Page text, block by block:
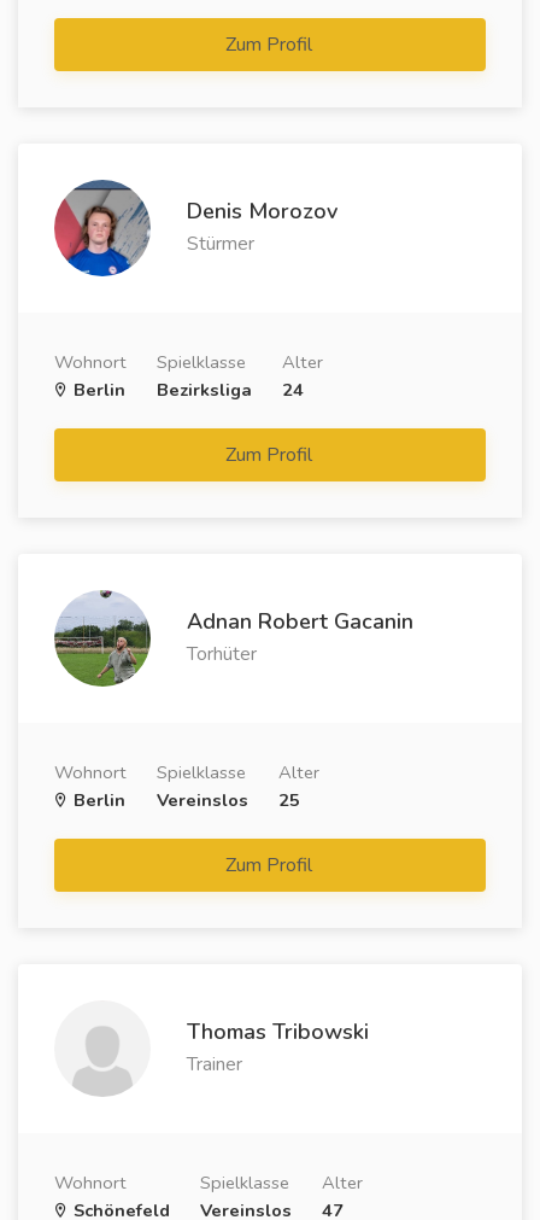
Zum Profil
Denis Morozov
Stürmer
Wohnort
Berlin
Spielklasse
Bezirksliga
Alter
24
Zum Profil
Adnan Robert Gacanin
Torhüter
Wohnort
Berlin
Spielklasse
Vereinslos
Alter
25
Zum Profil
Thomas Tribowski
Trainer
Wohnort
Schönefeld
Spielklasse
Vereinslos
Alter
47